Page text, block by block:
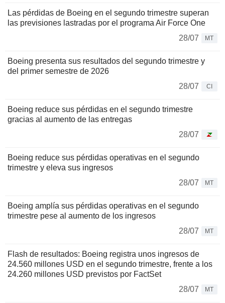
Las pérdidas de Boeing en el segundo trimestre superan
las previsiones lastradas por el programa Air Force One
28/07
MT
Boeing presenta sus resultados del segundo trimestre y
del primer semestre de 2026
28/07
CI
Boeing reduce sus pérdidas en el segundo trimestre
gracias al aumento de las entregas
28/07
Boeing reduce sus pérdidas operativas en el segundo
trimestre y eleva sus ingresos
28/07
MT
Boeing amplía sus pérdidas operativas en el segundo
trimestre pese al aumento de los ingresos
28/07
MT
Flash de resultados: Boeing registra unos ingresos de
24.560 millones USD en el segundo trimestre, frente a los
24.260 millones USD previstos por FactSet
28/07
MT